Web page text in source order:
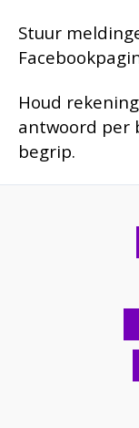
Stuur
Houd
antwoord per
begrip.